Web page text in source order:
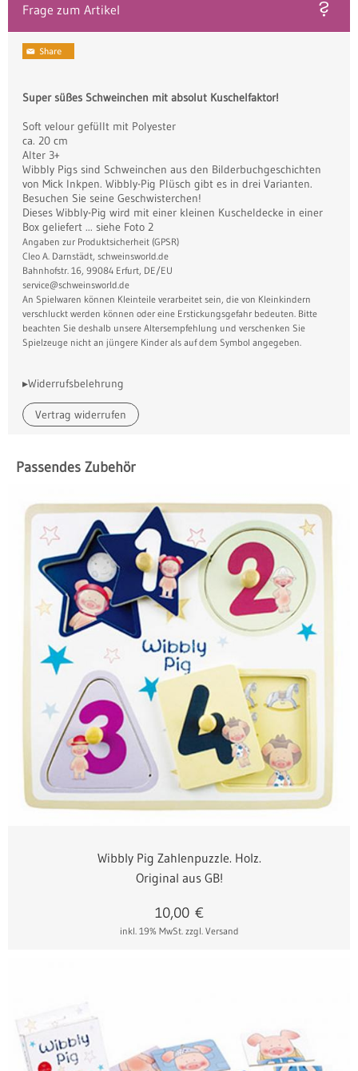
Frage zum Artikel
Super süßes Schweinchen mit absolut Kuschelfaktor!
Soft velour gefüllt mit Polyester
ca. 20 cm
Alter 3+
Wibbly Pigs sind Schweinchen aus den Bilderbuchgeschichten
von Mick Inkpen. Wibbly-Pig Plüsch gibt es in drei Varianten.
Besuchen Sie seine Geschwisterchen!
Dieses Wibbly-Pig wird mit einer kleinen Kuscheldecke in einer
Box geliefert ... siehe Foto 2
Angaben zur Produktsicherheit (GPSR)
Cleo A. Darnstädt, schweinsworld.de
Bahnhofstr. 16, 99084 Erfurt, DE/EU
service@schweinsworld.de
An Spielwaren können Kleinteile verarbeitet sein, die von Kleinkindern
verschluckt werden können oder eine Erstickungsgefahr bedeuten. Bitte
beachten Sie deshalb unsere Altersempfehlung und verschenken Sie
Spielzeuge nicht an jüngere Kinder als auf dem Symbol angegeben.
▸Widerrufsbelehrung
Vertrag widerrufen
Passendes Zubehör
Wibbly Pig Zahlenpuzzle. Holz.
Original aus GB!
inkl. 19% MwSt. zzgl. Versand
10,00€